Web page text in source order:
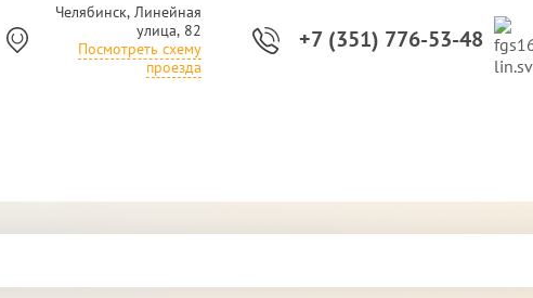
Челябинск, Линейная
улица, 82
Посмотреть схему
проезда
+7 (351) 776-53-48